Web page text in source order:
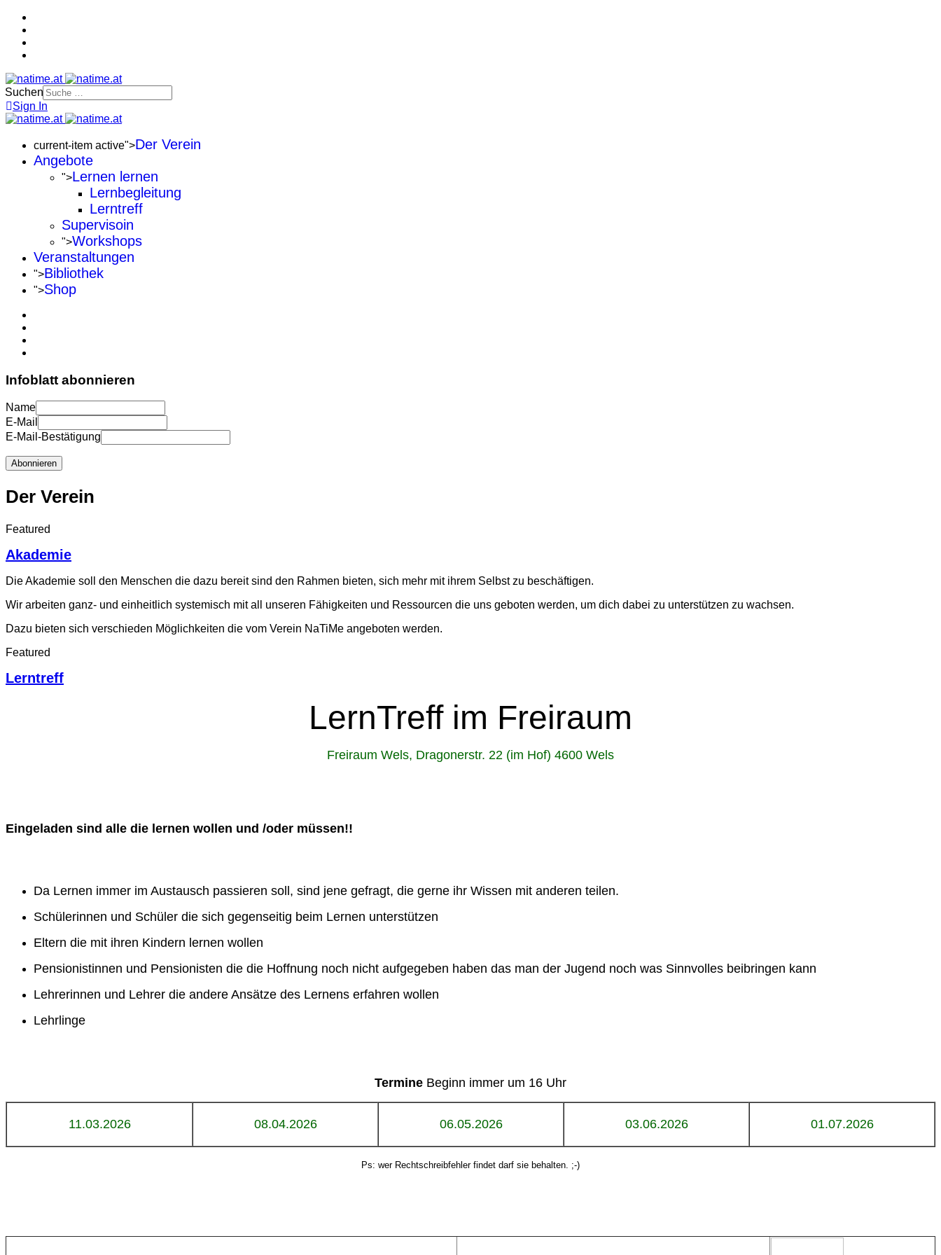
Suchen
Sign In
current-item active">Der Verein
Angebote
">Lernen lernen
Lernbegleitung
Lerntreff
Supervisoin
">Workshops
Veranstaltungen
">Bibliothek
">Shop
Infoblatt abonnieren
Name
E-Mail
E-Mail-Bestätigung
Abonnieren
Der Verein
Featured
Akademie
Die Akademie soll den Menschen die dazu bereit sind den Rahmen bieten, sich mehr mit ihrem Selbst zu beschäftigen.
Wir arbeiten ganz- und einheitlich systemisch mit all unseren Fähigkeiten und Ressourcen die uns geboten werden, um dich dabei zu unterstützen zu wachsen.
Dazu bieten sich verschieden Möglichkeiten die vom Verein NaTiMe angeboten werden.
Featured
Lerntreff
LernTreff im Freiraum
Freiraum Wels, Dragonerstr. 22 (im Hof) 4600 Wels
Eingeladen sind alle die lernen wollen und /oder müssen!!
Da Lernen immer im Austausch passieren soll, sind jene gefragt, die gerne ihr Wissen mit anderen teilen.
Schülerinnen und Schüler die sich gegenseitig beim Lernen unterstützen
Eltern die mit ihren Kindern lernen wollen
Pensionistinnen und Pensionisten die die Hoffnung noch nicht aufgegeben haben das man der Jugend noch was Sinnvolles beibringen kann
Lehrerinnen und Lehrer die andere Ansätze des Lernens erfahren wollen
Lehrlinge
Termine Beginn immer um 16 Uhr
11.03.2026 08.04.2026 06.05.2026 03.06.2026 01.07.2026
Ps: wer Rechtschreibfehler findet darf sie behalten. ;-)